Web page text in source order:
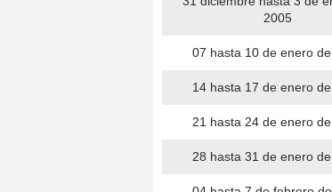
2005
07 hasta 10 de enero
14 hasta 17 de enero
21 hasta 24 de enero
28 hasta 31 de enero